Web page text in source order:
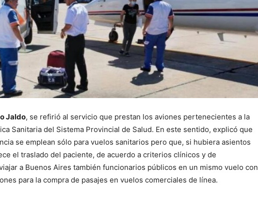
Jaldo, se refirió al servicio que prestan los aviones pertenecientes a la
Sanitaria del Sistema Provincial de Salud. En este sentido, explicó que
se emplean sólo para vuelos sanitarios pero que, si hubiera asientos
el traslado del paciente, de acuerdo a criterios clínicos y de
a Buenos Aires también funcionarios públicos en un mismo vuelo con
para la compra de pasajes en vuelos comerciales de línea.